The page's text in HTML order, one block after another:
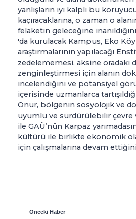
yanlışların iyi kalpli bu
kaçıracaklarına, o zaman o
felaketin geleceğine
'da kurulacak Kampus, Eko
araştırmalarının yapılacağı
zedelememesi, aksine oradaki
zenginleştirmesi için alanın
incelendiğini ve potansiyel
içerisinde uzmanlarca
Onur, bölgenin sosyolojik ve
uyumlu ve sürdürülebilir
ile GAÜ’nün Karpaz
kültürü ile birlikte ekonomik
için çalışmalarına devam
Önceki Haber